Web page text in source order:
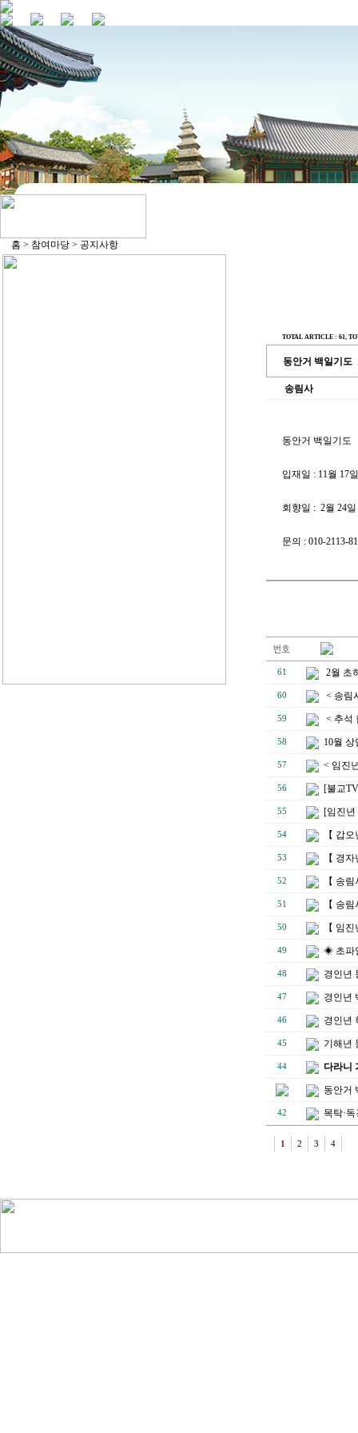
홈 > 참여마당 > 공지사항
TOTAL ARTICLE : 61,
동안거 백일기도
송림사
동안거 백일기도
입재일 : 11월 17일
회향일 : 2월 24일
문의 : 010-2113-
61 2월 초
60 < 송림
59 < 추석
58 10월 상
57 < 임진
56 [불교
55 [임진년
54 【 갑
53 【 경
52 【 송
51 【 송
50 【 임
49 ◈ 초파
48 경인년
47 경인년
46 경인년
45 기해년
44 다라니
동안거
42 목탁·
1 2 3 4